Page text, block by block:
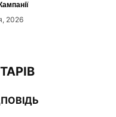
2026